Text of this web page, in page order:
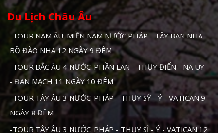
Du Lịch Châu Âu
-TOUR NAM ÂU: MIỀN NAM NƯỚC PHÁP - TÂY BAN NHA -
BỒ ĐÀO NHA 12 NGÀY 9 ĐÊM
-TOUR BẮC ÂU 4 NƯỚC: PHẦN LAN - THỤY ĐIỂN - NA UY
- ĐAN MẠCH 11 NGÀY 10 ĐÊM
-TOUR TÂY ÂU 3 NƯỚC: PHÁP - THỤY SỸ - Ý - VATICAN 9
NGÀY 8 ĐÊM
-TOUR TÂY ÂU 3 NƯỚC: PHÁP - THỤY SĨ - Ý - VATICAN 12